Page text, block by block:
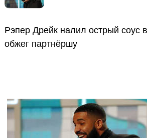
Рэпер Дрейк налил острый соус
обжег партнёршу